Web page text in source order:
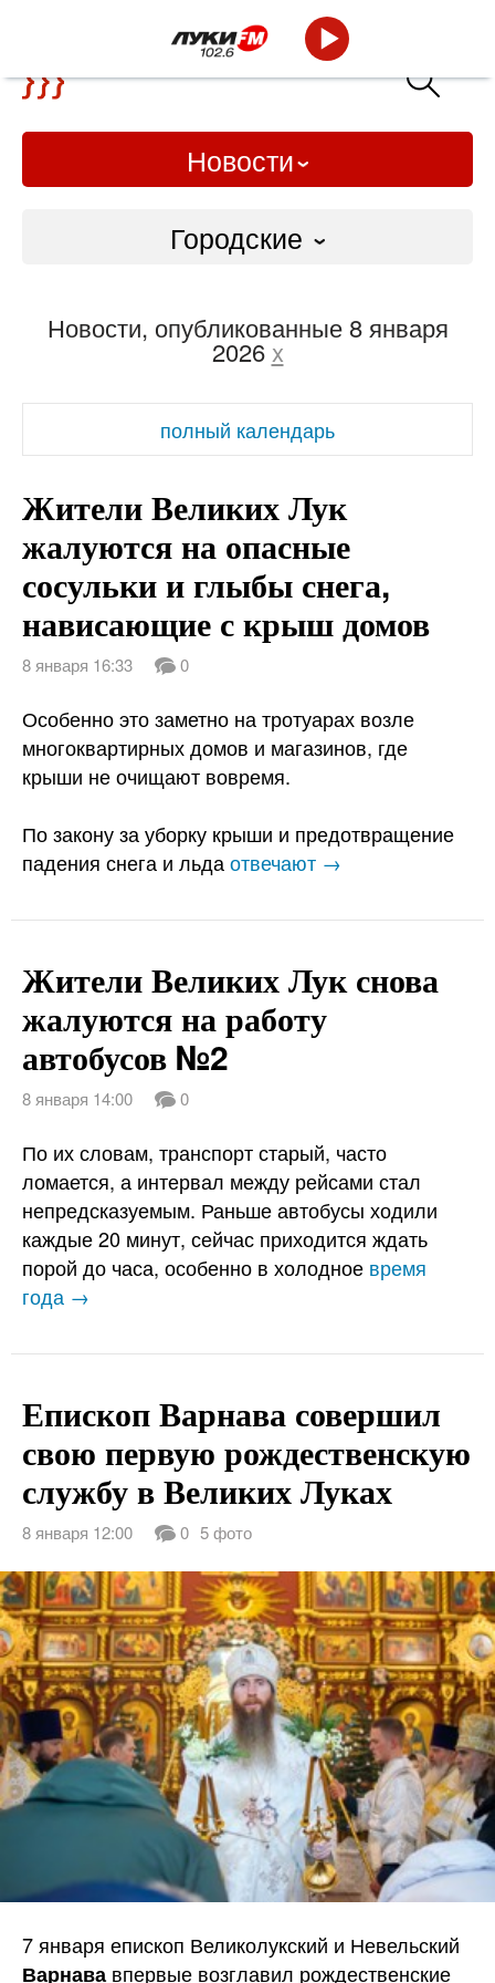
Новости
Городские
Слово Дело
Народные
ВТРК
Новости, опубликованные 8 января
2026 x
полный календарь
Жители Великих Лук
жалуются на опасные
сосульки и глыбы снега,
нависающие с крыш домов
8 января 16:33 0
Особенно это заметно на тротуарах возле
многоквартирных домов и магазинов, где
крыши не очищают вовремя.
По закону за уборку крыши и предотвращение
падения снега и льдаотвечают →
Жители Великих Лук снова
жалуются на работу
автобусов №2
8 января 14:00 0
По их словам, транспорт старый, часто
ломается, а интервал между рейсами стал
непредсказуемым. Раньше автобусы ходили
каждые 20 минут, сейчас приходится ждать
порой до часа, особенно в холодное время
года →
Епископ Варнава совершил
свою первую рождественскую
службу в Великих Луках
8 января 12:00 0 5 фото
7 января епископ Великолукский и Невельский
Варнава впервые возглавил рождественские